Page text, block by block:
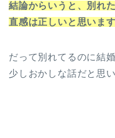
結論からいうと、別れ
直感は正しいと思います
だって別れてるのに結
少しおかしな話だと思